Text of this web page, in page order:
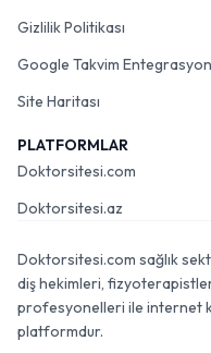
Gizlilik Politikası
Google Takvim
Site Haritası
PLATFORMLAR
Doktorsitesi.com
Doktorsitesi.az
Doktorsitesi.com sağlık
diş hekimleri,
profesyonelleri ile internet
platformdur.